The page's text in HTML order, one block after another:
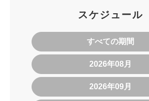
スケジュール
すべての期間
2026年08月
2026年09月